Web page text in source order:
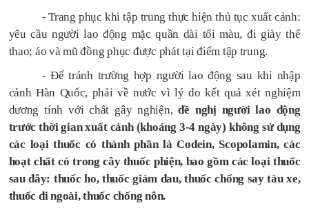
- Trang phục khi tập trung thực hiện thủ tục xuất cảnh:
yêu cầu người lao động mặc quần dài tối màu, đi giày thể
thao; áo và mũ đồng phục được phát tại điểm tập trung.
- Để tránh trường hợp người lao động sau khi nhập
cảnh Hàn Quốc, phải về nước vì lý do kết quả xét nghiệm
dương tính với chất gây nghiện,đề nghị người lao động
trước thời gian xuất cảnh (khoảng 3-4 ngày) không sử dụng
các loại thuốc có thành phần là Codein, Scopolamin, các
hoạt chất có trong cây thuốc phiện, bao gồm các loại thuốc
sau đây: thuốc ho, thuốc giảm đau, thuốc chống say tàu xe,
thuốc đi ngoài, thuốc chống nôn.